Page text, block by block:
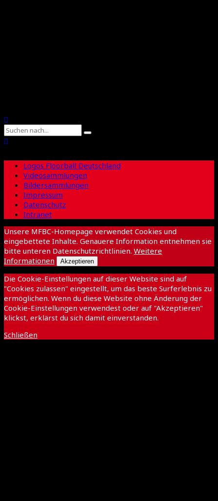
Logos Floorball Deutschland
Videosammlungen
Bildersammlungen
Impressum
Datenschutz
Intranet
Unsere MFBC-Homepage verwendet Cookies und
eingebettete Inhalte. Genauere Information entnehmen sie
bitte unteren Datenschutzrichtlinien. Weitere
Informationen
Akzeptieren
Die Cookie-Einstellungen auf dieser Website sind auf
"Cookies zulassen" eingestellt, um das beste Surferlebnis zu
ermöglichen. Wenn du diese Website ohne Änderung der
Cookie-Einstellungen verwendest oder auf "Akzeptieren"
klickst, erklärst du sich damit einverstanden.
Schließen